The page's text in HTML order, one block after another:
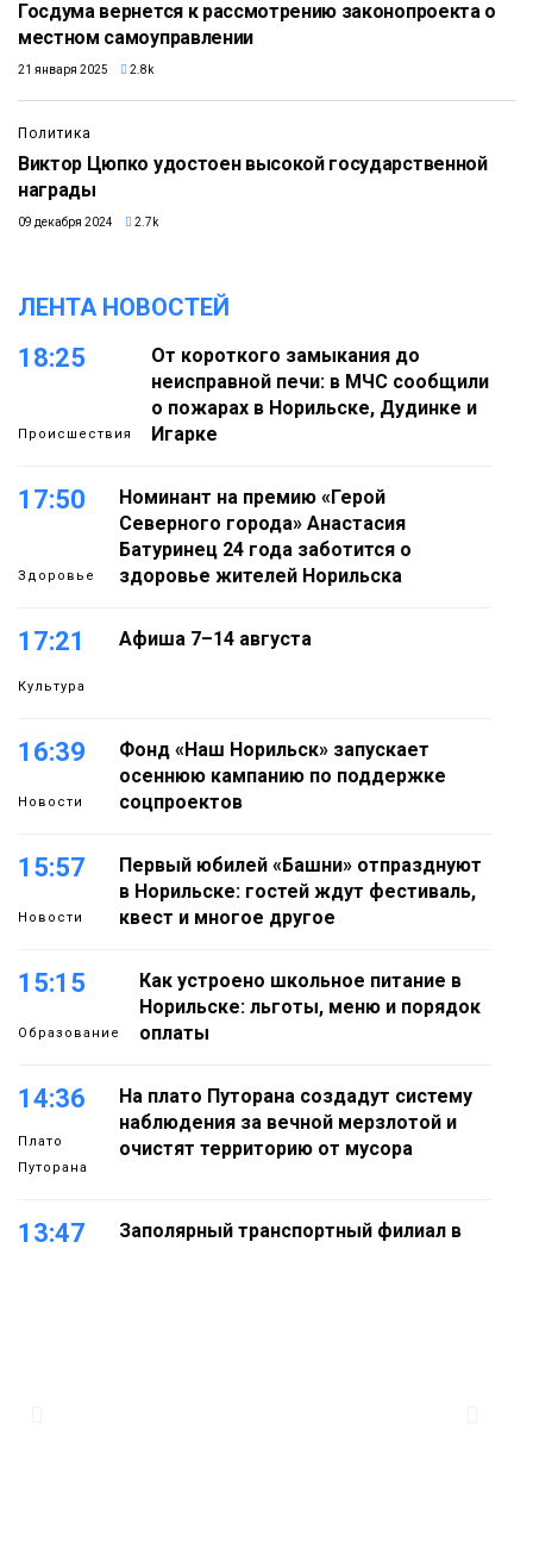
Госдума вернется к рассмотрению законопроекта о
местном самоуправлении
21 января 2025 2.8k
Политика
Виктор Цюпко удостоен высокой государственной
награды
09 декабря 2024 2.7k
ЛЕНТА НОВОСТЕЙ
18:25
Происшествия
От короткого замыкания до
неисправной печи: в МЧС сообщили
о пожарах в Норильске, Дудинке и
Игарке
17:50
Здоровье
Номинант на премию «Герой
Северного города» Анастасия
Батуринец 24 года заботится о
здоровье жителей Норильска
17:21
Культура
Афиша 7–14 августа
16:39
Новости
Фонд «Наш Норильск» запускает
осеннюю кампанию по поддержке
соцпроектов
15:57
Новости
Первый юбилей «Башни» отпразднуют
в Норильске: гостей ждут фестиваль,
квест и многое другое
15:15
Образование
Как устроено школьное питание в
Норильске: льготы, меню и порядок
оплаты
14:36
Плато
Путорана
На плато Путорана создадут систему
наблюдения за вечной мерзлотой и
очистят территорию от мусора
13:47
Заполярный транспортный филиал в